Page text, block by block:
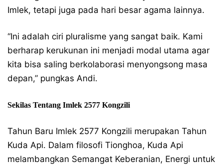
Imlek, tetapi juga pada hari besar agama lainnya.
​“Ini adalah ciri pluralisme yang sangat baik. Kami
berharap kerukunan ini menjadi modal utama agar
kita bisa saling berkolaborasi menyongsong masa
depan,” pungkas Andi.
​Sekilas Tentang Imlek 2577 Kongzili
Tahun Baru Imlek 2577 Kongzili merupakan Tahun
Kuda Api. Dalam filosofi Tionghoa, Kuda Api
melambangkan Semangat Keberanian, Energi untuk